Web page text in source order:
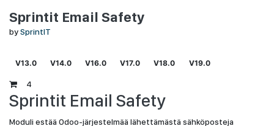
Sprintit Email Safety
bySprintIT
V13.0 V14.0 V16.0 V17.0 V18.0 V19.0
4
Sprintit Email Safety
Moduli estää Odoo-järjestelmää lähettämästä sähköposteja